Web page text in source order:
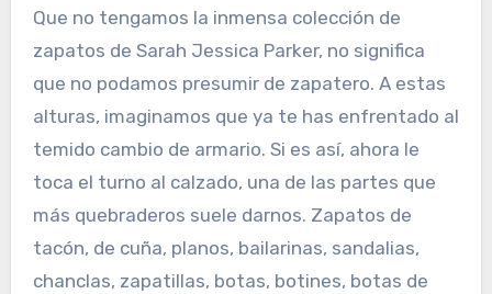
Que no tengamos la inmensa colección de
zapatos de Sarah Jessica Parker, no significa
que no podamos presumir de zapatero. A estas
alturas, imaginamos que ya te has enfrentado al
temido cambio de armario. Si es así, ahora le
toca el turno al calzado, una de las partes que
más quebraderos suele darnos. Zapatos de
tacón, de cuña, planos, bailarinas, sandalias,
chanclas, zapatillas, botas, botines, botas de